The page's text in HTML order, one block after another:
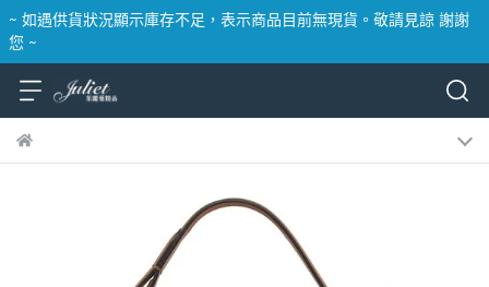
~ 如遇供貨狀況顯示庫存不足，表示商品目前無現貨。敬請見諒 謝謝
您 ~